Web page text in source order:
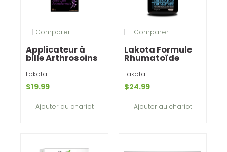
Ajouter pour comparer
Comparer
Applicateur à
bille Arthrosoins
Lakota
$19.99
Ajouter au chariot
Ajouter pour comparer
Comparer
Lakota Formule
Rhumatoïde
Lakota
$24.99
Ajouter au chariot